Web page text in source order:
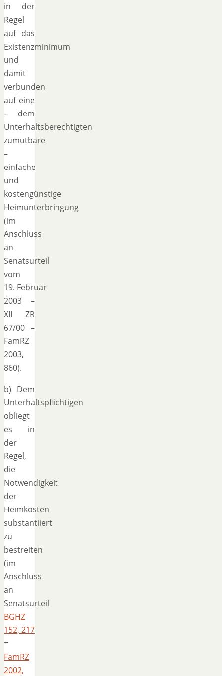
in der
Regel
auf das
Existenzminimum
und
damit
verbunden
auf eine
– dem
Unterhaltsberechtigten
zumutbare
–
einfache
und
kostengünstige
Heimunterbringung
(im
Anschluss
an
Senatsurteil
vom
19. Februar
2003 –
XII ZR
67/00 –
FamRZ
2003,
860).
b) Dem
Unterhaltspflichtigen
obliegt
es in
der
Regel,
die
Notwendigkeit
der
Heimkosten
substantiiert
zu
bestreiten
(im
Anschluss
an
Senatsurteil
BGHZ
152, 217
=
FamRZ
2002,